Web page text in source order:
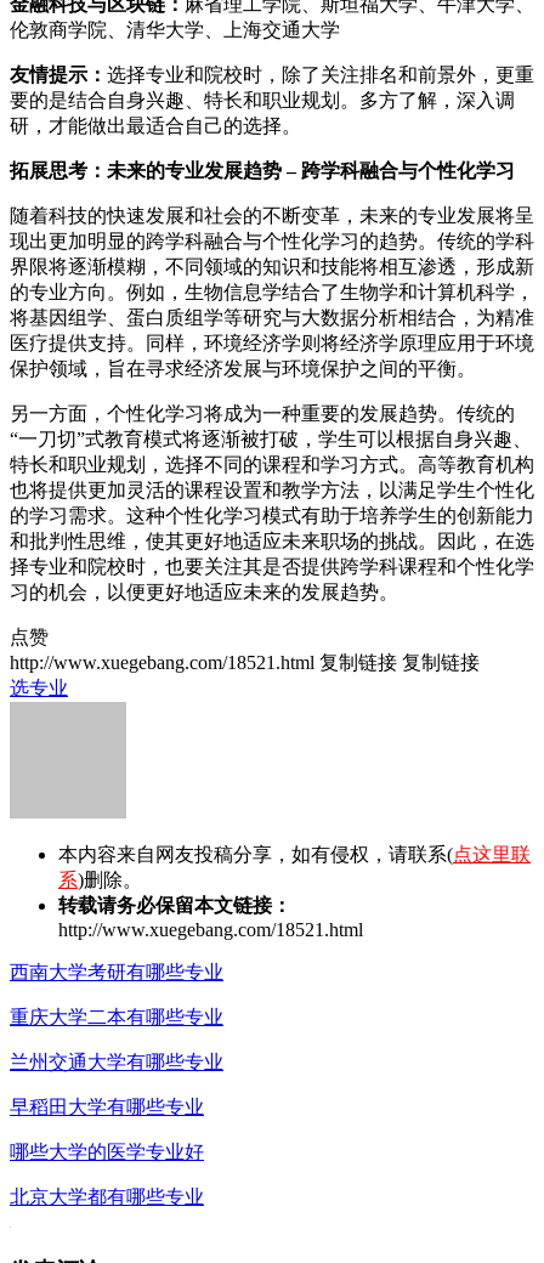
伦敦商学院、清华大学、上海交通大学
友情提示： 选择专业和院校时，除了关注排名和前景外，更重
要的是结合自身兴趣、特长和职业规划。多方了解，深入调
研，才能做出最适合自己的选择。
拓展思考：未来的专业发展趋势 – 跨学科融合与个性化学习
随着科技的快速发展和社会的不断变革，未来的专业发展将呈
现出更加明显的跨学科融合与个性化学习的趋势。传统的学科
界限将逐渐模糊，不同领域的知识和技能将相互渗透，形成新
的专业方向。例如，生物信息学结合了生物学和计算机科学，
将基因组学、蛋白质组学等研究与大数据分析相结合，为精准
医疗提供支持。同样，环境经济学则将经济学原理应用于环境
保护领域，旨在寻求经济发展与环境保护之间的平衡。
另一方面，个性化学习将成为一种重要的发展趋势。传统的
“一刀切”式教育模式将逐渐被打破，学生可以根据自身兴趣、
特长和职业规划，选择不同的课程和学习方式。高等教育机构
也将提供更加灵活的课程设置和教学方法，以满足学生个性化
的学习需求。这种个性化学习模式有助于培养学生的创新能力
和批判性思维，使其更好地适应未来职场的挑战。因此，在选
择专业和院校时，也要关注其是否提供跨学科课程和个性化学
习的机会，以便更好地适应未来的发展趋势。
点赞
http://www.xuegebang.com/18521.html 复制链接 复制链接
选专业
本内容来自网友投稿分享，如有侵权，请联系(点这里联
系)删除。
转载请务必保留本文链接：
http://www.xuegebang.com/18521.html
西南大学考研有哪些专业
重庆大学二本有哪些专业
兰州交通大学有哪些专业
早稻田大学有哪些专业
哪些大学的医学专业好
北京大学都有哪些专业